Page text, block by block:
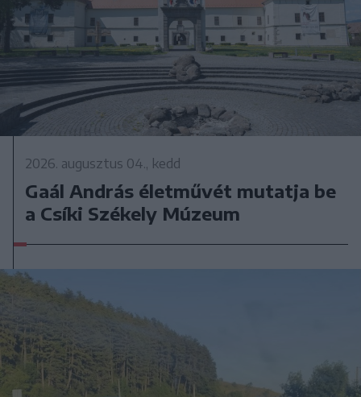
2026. augusztus 04., kedd
Gaál András életművét mutatja be
a Csíki Székely Múzeum